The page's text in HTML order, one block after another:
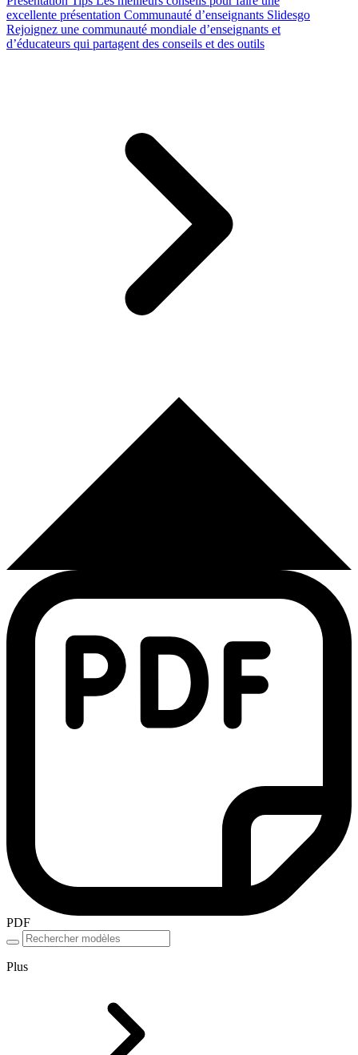
excellente présentation Communauté d’enseignants Slidesgo
Rejoignez une communauté mondiale d’enseignants et
d’éducateurs qui partagent des conseils et des outils
PDF
Plus